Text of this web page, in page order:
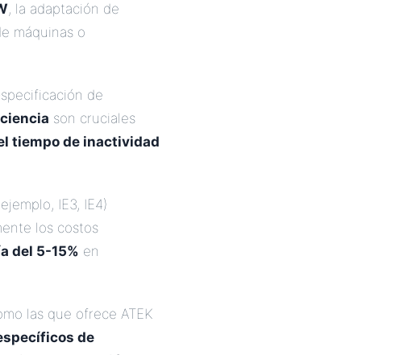
, la adaptación de
máquinas o
de
son cruciales
tiempo de inactividad
IE3, IE4)
los costos
del 5-15% en
las que ofrece ATEK
de